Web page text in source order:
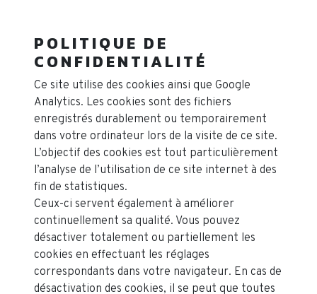
POLITIQUE DE
CONFIDENTIALITÉ
Ce site utilise des cookies ainsi que Google
Analytics. Les cookies sont des fichiers
enregistrés durablement ou temporairement
dans votre ordinateur lors de la visite de ce site.
L’objectif des cookies est tout particulièrement
l’analyse de l’utilisation de ce site internet à des
fin de statistiques.
Ceux-ci servent également à améliorer
continuellement sa qualité. Vous pouvez
désactiver totalement ou partiellement les
cookies en effectuant les réglages
correspondants dans votre navigateur. En cas de
désactivation des cookies, il se peut que toutes